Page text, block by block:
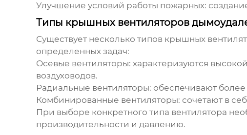
Улучшение условий работы пожарных:
Типы крышных вентиляторов
Существует несколько типов крышных
определенных задач:
Осевые вентиляторы: характеризуются
воздуховодов.
Радиальные вентиляторы: обеспечивают
Комбинированные вентиляторы: сочетают в
При выборе конкретного типа вентилятора
производительности и давлению.